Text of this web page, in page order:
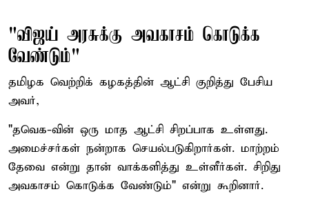
"விஜய் அரசுக்கு அவகாசம் கொடுக்க
வேண்டும்"
தமிழக வெற்றிக் கழகத்தின் ஆட்சி குறித்து பேசிய
அவர்,
"தவெக-வின் ஒரு மாத ஆட்சி சிறப்பாக உள்ளது.
அமைச்சர்கள் நன்றாக செயல்படுகிறார்கள். மாற்றம்
தேவை என்று தான் வாக்களித்து உள்ளீர்கள். சிறிது
அவகாசம் கொடுக்க வேண்டும்" என்று கூறினார்.